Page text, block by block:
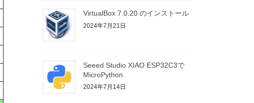
VirtualBox 7.0.20 のインストール
2024年7月21日
Seeed Studio XIAO ESP32C3で
MicroPython
2024年7月14日